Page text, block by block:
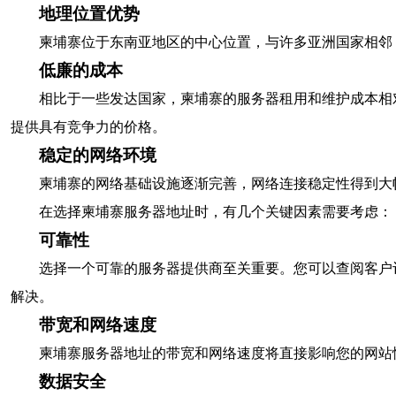
地理位置优势
柬埔寨位于东南亚地区的中心位置，与许多亚洲国家相
低廉的成本
相比于一些发达国家，柬埔寨的服务器租用和维护成本
提供具有竞争力的价格。
稳定的网络环境
柬埔寨的网络基础设施逐渐完善，网络连接稳定性得到
在选择柬埔寨服务器地址时，有几个关键因素需要考虑：
可靠性
选择一个可靠的服务器提供商至关重要。您可以查阅客
解决。
带宽和网络速度
柬埔寨服务器地址的带宽和网络速度将直接影响您的网
数据安全